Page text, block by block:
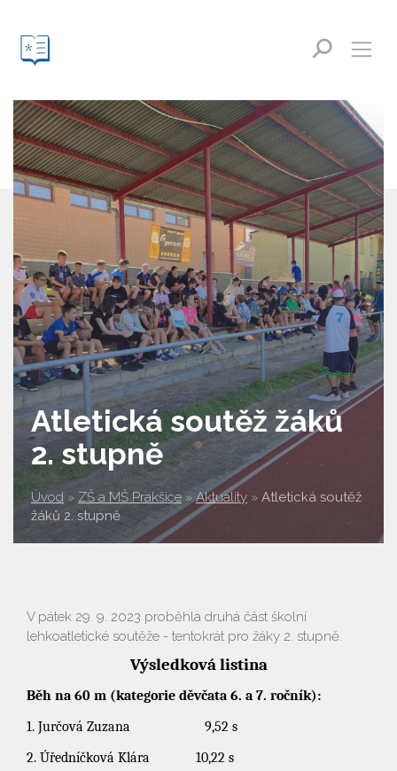
Atletická soutěž žáků
2. stupně
Úvod » ZŠ a MŠ Prakšice » Aktuality » Atletická soutěž
žáků 2. stupně
V pátek 29. 9. 2023 proběhla druhá část školní
lehkoatletické soutěže - tentokrát pro žáky 2. stupně.
Výsledková listina
Běh na 60 m (kategorie děvčata 6. a 7. ročník):
1. Jurčová Zuzana 9,52 s
2. Úředníčková Klára 10,22 s